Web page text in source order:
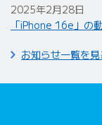
2025年2月28日
「iPhone 16e」の
お知らせ一覧を見